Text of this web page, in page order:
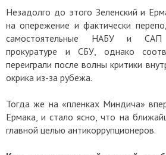
Незадолго до этого Зеленский и
на опережение и фактически
самостоятельные НАБУ и САП
прокуратуре и СБУ, однако
переиграли после волны критики
окрика из-за рубежа.
Тогда же на «пленках Миндича»
Ермака, и стало ясно, что на
главной целью антикоррупционеров.